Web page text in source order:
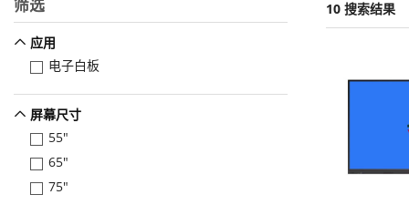
筛选
应用
电子白板
屏幕尺寸
55"
65"
75"
10 搜索结果